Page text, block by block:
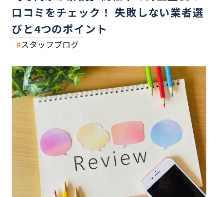
口コミをチェック！ 失敗しない業者選
びと4つのポイント
スタッフブログ